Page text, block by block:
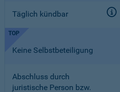
Täglich kündbar
TOP
Keine Selbstbeteiligung
Abschluss durch
juristische Person bzw.